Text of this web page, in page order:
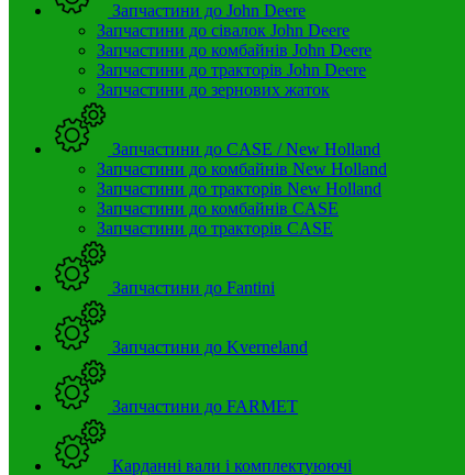
Запчастини до John Deere
Запчастини до сівалок John Deere
Запчастини до комбайнів John Deere
Запчастини до тракторів John Deere
Запчастини до зернових жаток
Запчастини до CASE / New Holland
Запчастини до комбайнів New Holland
Запчастини до тракторів New Holland
Запчастини до комбайнів CASE
Запчастини до тракторів CASE
Запчастини до Fantini
Запчастини до Kverneland
Запчастини до FARMET
Карданні вали і комплектуюючі